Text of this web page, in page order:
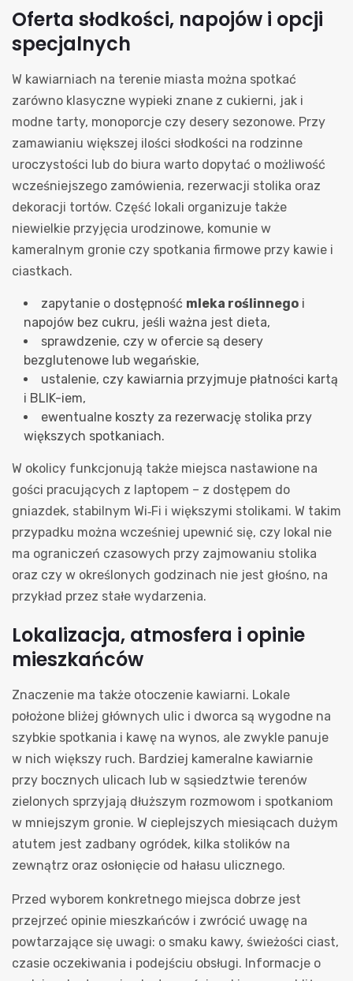
Oferta słodkości, napojów i opcji
specjalnych
W kawiarniach na terenie miasta można spotkać
zarówno klasyczne wypieki znane z cukierni, jak i
modne tarty, monoporcje czy desery sezonowe. Przy
zamawianiu większej ilości słodkości na rodzinne
uroczystości lub do biura warto dopytać o możliwość
wcześniejszego zamówienia, rezerwacji stolika oraz
dekoracji tortów. Część lokali organizuje także
niewielkie przyjęcia urodzinowe, komunie w
kameralnym gronie czy spotkania firmowe przy kawie i
ciastkach.
zapytanie o dostępność mleka roślinnego i
napojów bez cukru, jeśli ważna jest dieta,
sprawdzenie, czy w ofercie są desery
bezglutenowe lub wegańskie,
ustalenie, czy kawiarnia przyjmuje płatności kartą
i BLIK-iem,
ewentualne koszty za rezerwację stolika przy
większych spotkaniach.
W okolicy funkcjonują także miejsca nastawione na
gości pracujących z laptopem – z dostępem do
gniazdek, stabilnym Wi‑Fi i większymi stolikami. W takim
przypadku można wcześniej upewnić się, czy lokal nie
ma ograniczeń czasowych przy zajmowaniu stolika
oraz czy w określonych godzinach nie jest głośno, na
przykład przez stałe wydarzenia.
Lokalizacja, atmosfera i opinie
mieszkańców
Znaczenie ma także otoczenie kawiarni. Lokale
położone bliżej głównych ulic i dworca są wygodne na
szybkie spotkania i kawę na wynos, ale zwykle panuje
w nich większy ruch. Bardziej kameralne kawiarnie
przy bocznych ulicach lub w sąsiedztwie terenów
zielonych sprzyjają dłuższym rozmowom i spotkaniom
w mniejszym gronie. W cieplejszych miesiącach dużym
atutem jest zadbany ogródek, kilka stolików na
zewnątrz oraz osłonięcie od hałasu ulicznego.
Przed wyborem konkretnego miejsca dobrze jest
przejrzeć opinie mieszkańców i zwrócić uwagę na
powtarzające się uwagi: o smaku kawy, świeżości ciast,
czasie oczekiwania i podejściu obsługi. Informacje o